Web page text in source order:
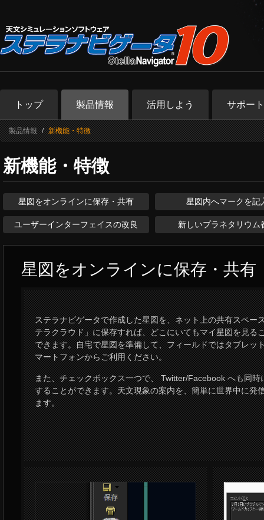
トップ 製品情報 活用しよう サポー
製品情報 新機能・特徴
新機能・特徴
星図をオンラインに保存・共有 星図内へマークを記
ユーザーインターフェイスの改良 新しいプラネタリウム
星図をオンラインに保存・共有
ステラナビゲータで作成した星図を、ネット上の共有スペー
テラクラウド」に保存すれば、どこにいてもマイ星図を見る
できます。自宅で星図を準備して、フィールドではタブレッ
マートフォンからご利用ください。
また、チェックボックス一つで、 Twitter/Facebook へも同時
することができます。天文現象の案内を、簡単に世界中に発
ます。